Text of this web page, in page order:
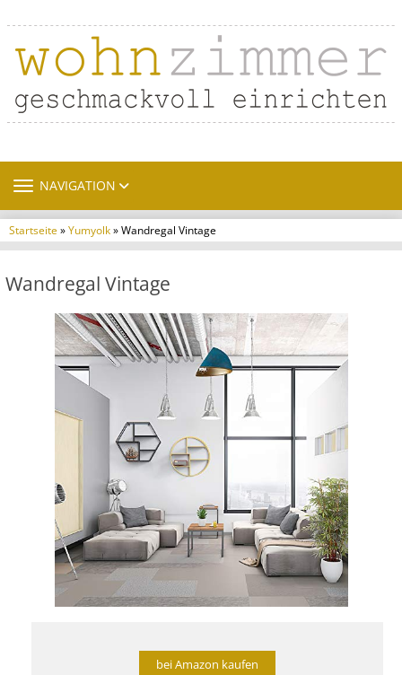
TOGGLE NAVIGATION
NAVIGATION
Startseite»Yumyolk» Wandregal Vintage
Wandregal Vintage
bei Amazon kaufen